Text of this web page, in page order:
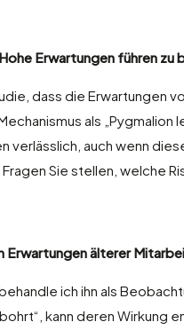
Erwartungen führen zu
dass die
als
auch wenn
Sie stellen, welche
älterer
ich ihn als
kann deren